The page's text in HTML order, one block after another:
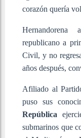
corazón quería
Hernandorena
republicano a
Civil, y no
años después,
Afiliado al
puso sus
República
submarinos que